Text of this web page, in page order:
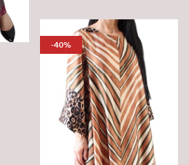
-40%